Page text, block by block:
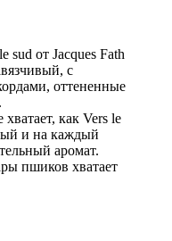
sud от Jacques Fath
с
оттененные
как Vers le
и на каждый
аромат.
пшиков хватает